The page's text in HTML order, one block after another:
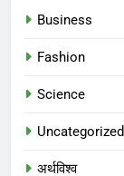
Business
Fashion
Science
Uncategorized
अर्थविश्व